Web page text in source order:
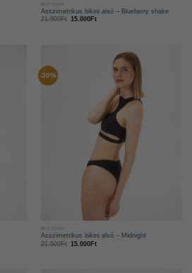
BOTTOMS
Asszimetrikus bikini alsó – Blueberry shake
21.500Ft 15.000 Ft
-30%
BOTTOMS
Asszimetrikus bikini alsó – Midnight
21.500Ft 15.000 Ft